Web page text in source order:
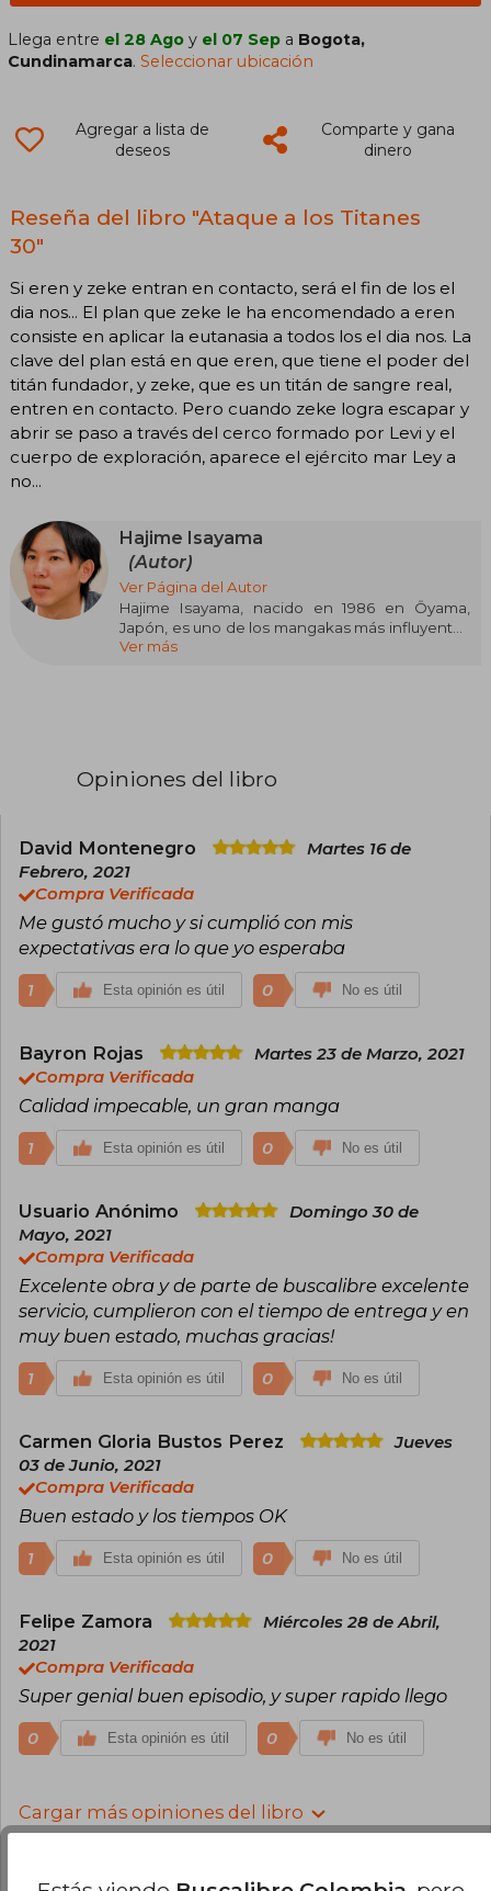
Llega entre el 28 Ago y el 07 Sep a Bogota,
Cundinamarca.Seleccionar ubicación
Agregar a lista de
deseos
Comparte y gana
dinero
Reseña del libro "Ataque a los Titanes
30"
Si eren y zeke entran en contacto, será el fin de los el
dia nos... El plan que zeke le ha encomendado a eren
consiste en aplicar la eutanasia a todos los el dia nos. La
clave del plan está en que eren, que tiene el poder del
titán fundador, y zeke, que es un titán de sangre real,
entren en contacto. Pero cuando zeke logra escapar y
abrir se paso a través del cerco formado por Levi y el
cuerpo de exploración, aparece el ejército mar Ley a
no...
Hajime Isayama
(Autor)
Ver Página del Autor
Hajime Isayama, nacido en 1986 en Ōyama,
Japón, es uno de los mangakas más influyentes
de su generación. Formado en diseño de
visualmente impactante.
fenómeno global, con más de 140 millones de
copias vendidas y una exitosa adaptación
animada. Galardonado con premios como el
Kōdansha Manga Shō (2011) y el Harvey Award
(2021), Isayama también ha publicado otros
trabajos como Heart Break One y supervisado
spin-offs. Tras cerrar la serie en 2021, continúa
trabajando desde su ciudad natal, manteniendo
un perfil reservado mientras explora nuevos
Ver más
Opiniones del libro
David Montenegro
Martes 16 de
Febrero, 2021
Compra Verificada
Me gustó mucho y si cumplió con mis
expectativas era lo que yo esperaba
1 Esta opinión es útil 0 No es útil
Bayron Rojas
Martes 23 de Marzo, 2021
Compra Verificada
Calidad impecable, un gran manga
1 Esta opinión es útil 0 No es útil
Usuario Anónimo
Domingo 30 de
Mayo, 2021
Compra Verificada
Excelente obra y de parte de buscalibre excelente
servicio, cumplieron con el tiempo de entrega y en
muy buen estado, muchas gracias!
1 Esta opinión es útil 0 No es útil
Carmen Gloria Bustos Perez
Jueves
03 de Junio, 2021
Compra Verificada
Buen estado y los tiempos OK
1 Esta opinión es útil 0 No es útil
Felipe Zamora
Miércoles 28 de Abril,
2021
Compra Verificada
Super genial buen episodio, y super rapido llego
0 Esta opinión es útil 0 No es útil
Cargar más opiniones del libro
agregar tu propia evaluación